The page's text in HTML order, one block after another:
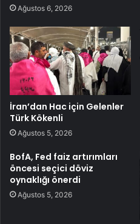
Ağustos 6, 2026
İran’dan Hac için Gelenler
Türk Kökenli
Ağustos 5, 2026
BofA, Fed faiz artırımları
öncesi seçici döviz
oynaklığı önerdi
Ağustos 5, 2026